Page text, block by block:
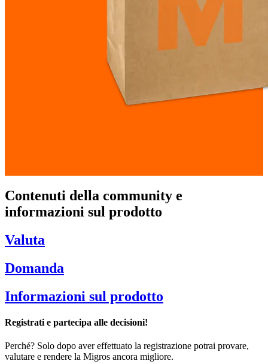
Contenuti della community e
informazioni sul prodotto
Valuta
Domanda
Informazioni sul prodotto
Registrati e partecipa alle decisioni!
Perché? Solo dopo aver effettuato la registrazione potrai provare,
valutare e rendere la Migros ancora migliore.